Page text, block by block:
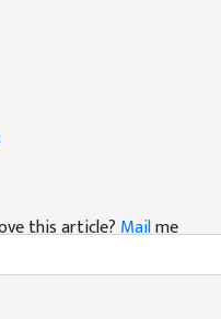
this article?Mailme